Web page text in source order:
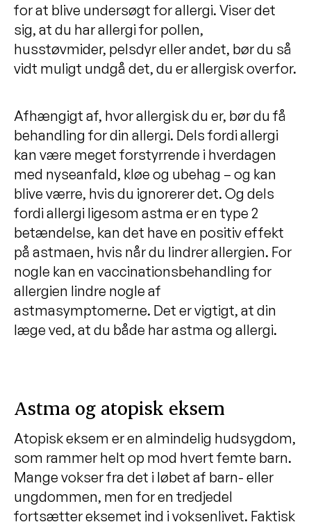
for at blive undersøgt for allergi. Viser det
sig, at du har allergi for pollen,
husstøvmider, pelsdyr eller andet, bør du så
vidt muligt undgå det, du er allergisk overfor.
Afhængigt af, hvor allergisk du er, bør du få
behandling for din allergi. Dels fordi allergi
kan være meget forstyrrende i hverdagen
med nyseanfald, kløe og ubehag – og kan
blive værre, hvis du ignorerer det. Og dels
fordi allergi ligesom astma er en type 2
betændelse, kan det have en positiv effekt
på astmaen, hvis når du lindrer allergien. For
nogle kan en vaccinationsbehandling for
allergien lindre nogle af
astmasymptomerne. Det er vigtigt, at din
læge ved, at du både har astma og allergi.
Astma og atopisk eksem
Atopisk eksem er en almindelig hudsygdom,
som rammer helt op mod hvert femte barn.
Mange vokser fra det i løbet af barn- eller
ungdommen, men for en tredjedel
fortsætter eksemet ind i voksenlivet. Faktisk